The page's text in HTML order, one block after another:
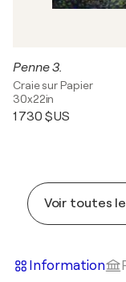
Penne 3.
Craie sur Papier
30x22in
1 730 $US
Voir toutes
Information